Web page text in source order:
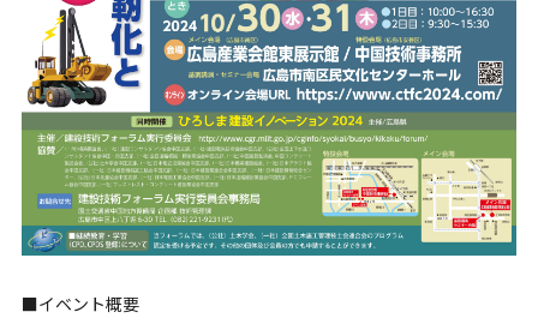
■イベント概要